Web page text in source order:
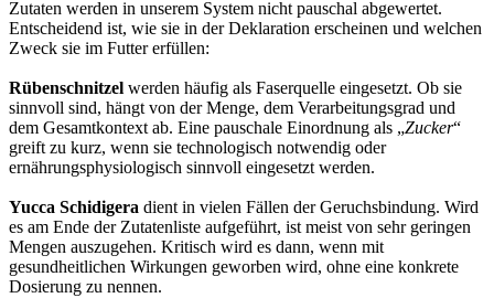
Zutaten werden in unserem System nicht pauschal abgewertet.
Entscheidend ist, wie sie in der Deklaration erscheinen und welchen
Zweck sie im Futter erfüllen:
Rübenschnitzel werden häufig als Faserquelle eingesetzt. Ob sie
sinnvoll sind, hängt von der Menge, dem Verarbeitungsgrad und
dem Gesamtkontext ab. Eine pauschale Einordnung als „Zucker“
greift zu kurz, wenn sie technologisch notwendig oder
ernährungsphysiologisch sinnvoll eingesetzt werden.
Yucca Schidigera dient in vielen Fällen der Geruchsbindung. Wird
es am Ende der Zutatenliste aufgeführt, ist meist von sehr geringen
Mengen auszugehen. Kritisch wird es dann, wenn mit
gesundheitlichen Wirkungen geworben wird, ohne eine konkrete
Dosierung zu nennen.